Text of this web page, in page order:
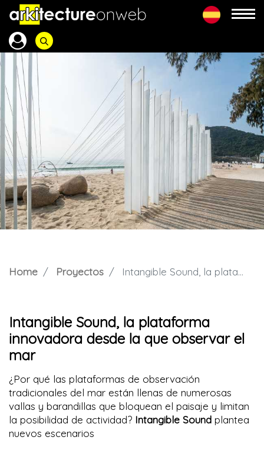
Home Proyectos Intangible Sound, la plataforma innovadora desde la que observar el mar
Intangible Sound, la plataforma
innovadora desde la que observar el
mar
¿Por qué las plataformas de observación
tradicionales del mar están llenas de numerosas
vallas y barandillas que bloquean el paisaje y limitan
la posibilidad de actividad? Intangible Sound plantea
nuevos escenarios